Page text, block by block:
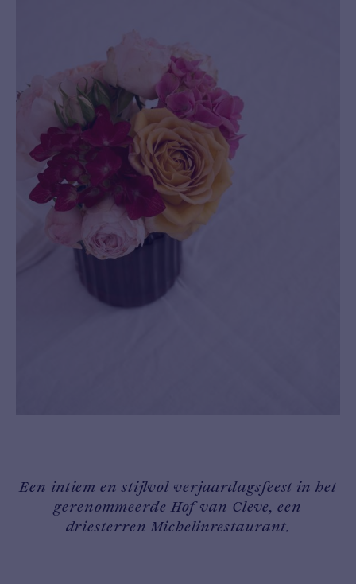
Een intiem en stijlvol verjaardagsfeest in het
gerenommeerde Hof van Cleve, een
driesterren Michelinrestaurant.